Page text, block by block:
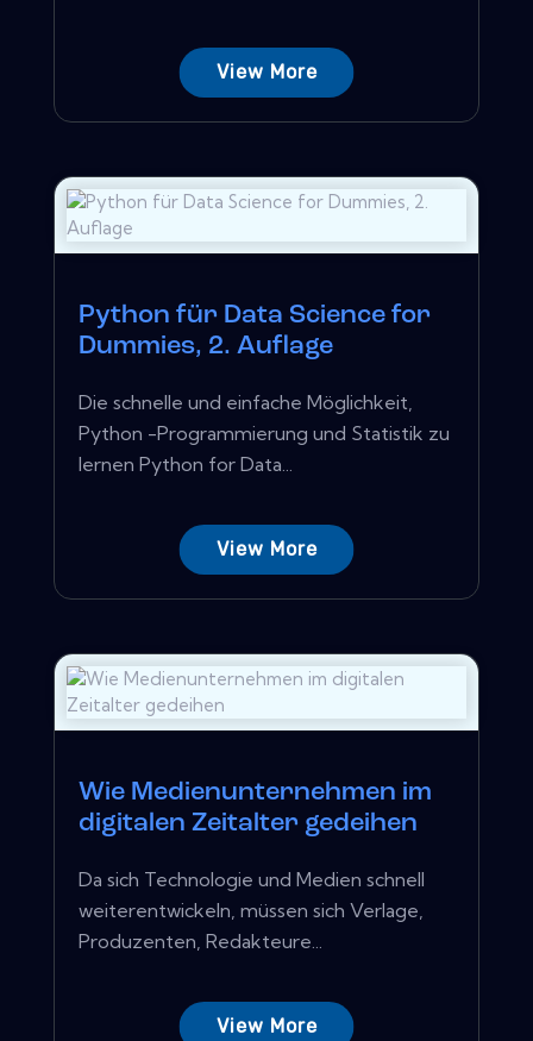
View More
Python für Data Science for
Dummies, 2. Auflage
Die schnelle und einfache Möglichkeit,
Python -Programmierung und Statistik zu
lernen Python for Data...
View More
Wie Medienunternehmen im
digitalen Zeitalter gedeihen
Da sich Technologie und Medien schnell
weiterentwickeln, müssen sich Verlage,
Produzenten, Redakteure...
View More